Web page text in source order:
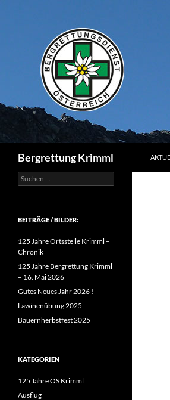
Bergrettung Krimml
Suchen
nach:
BEITRÄGE / BILDER:
125 Jahre Ortsstelle Krimml –
Chronik
125 Jahre Bergrettung Krimml
– 16. Mai 2026
Gutes Neues Jahr 2026 !
Lawinenübung 2025
Bauernherbstfest 2025
KATEGORIEN
125 Jahre OS Krimml
Ausflug